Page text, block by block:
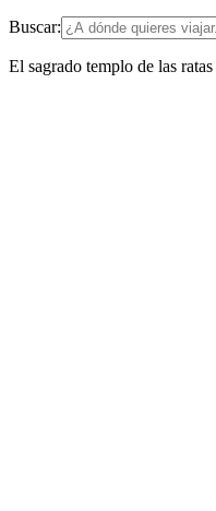
Buscar:
El sagrado templo de las ratas